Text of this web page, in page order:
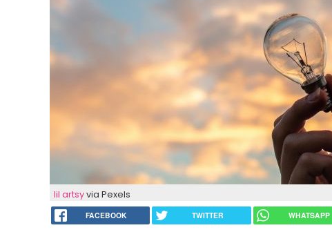
lil artsyvia Pexels
FACEBOOK TWITTER WHATSAPP